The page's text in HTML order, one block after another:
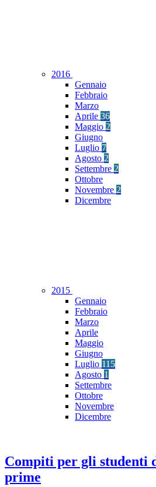
2016
Gennaio
Febbraio
Marzo
Aprile 36
Maggio 2
Giugno
Luglio 7
Agosto 2
Settembre 2
Ottobre
Novembre 2
Dicembre
2015
Gennaio
Febbraio
Marzo
Aprile
Maggio
Giugno
Luglio 115
Agosto 1
Settembre
Ottobre
Novembre
Dicembre
Compiti per gli studenti
prime